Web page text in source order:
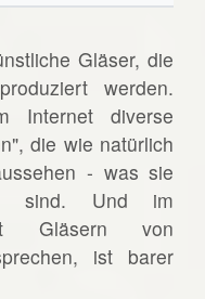
Gläser, die
werden.
Internet diverse
die wie natürlich
- was sie
sind. Und im
Gläsern von
ist barer